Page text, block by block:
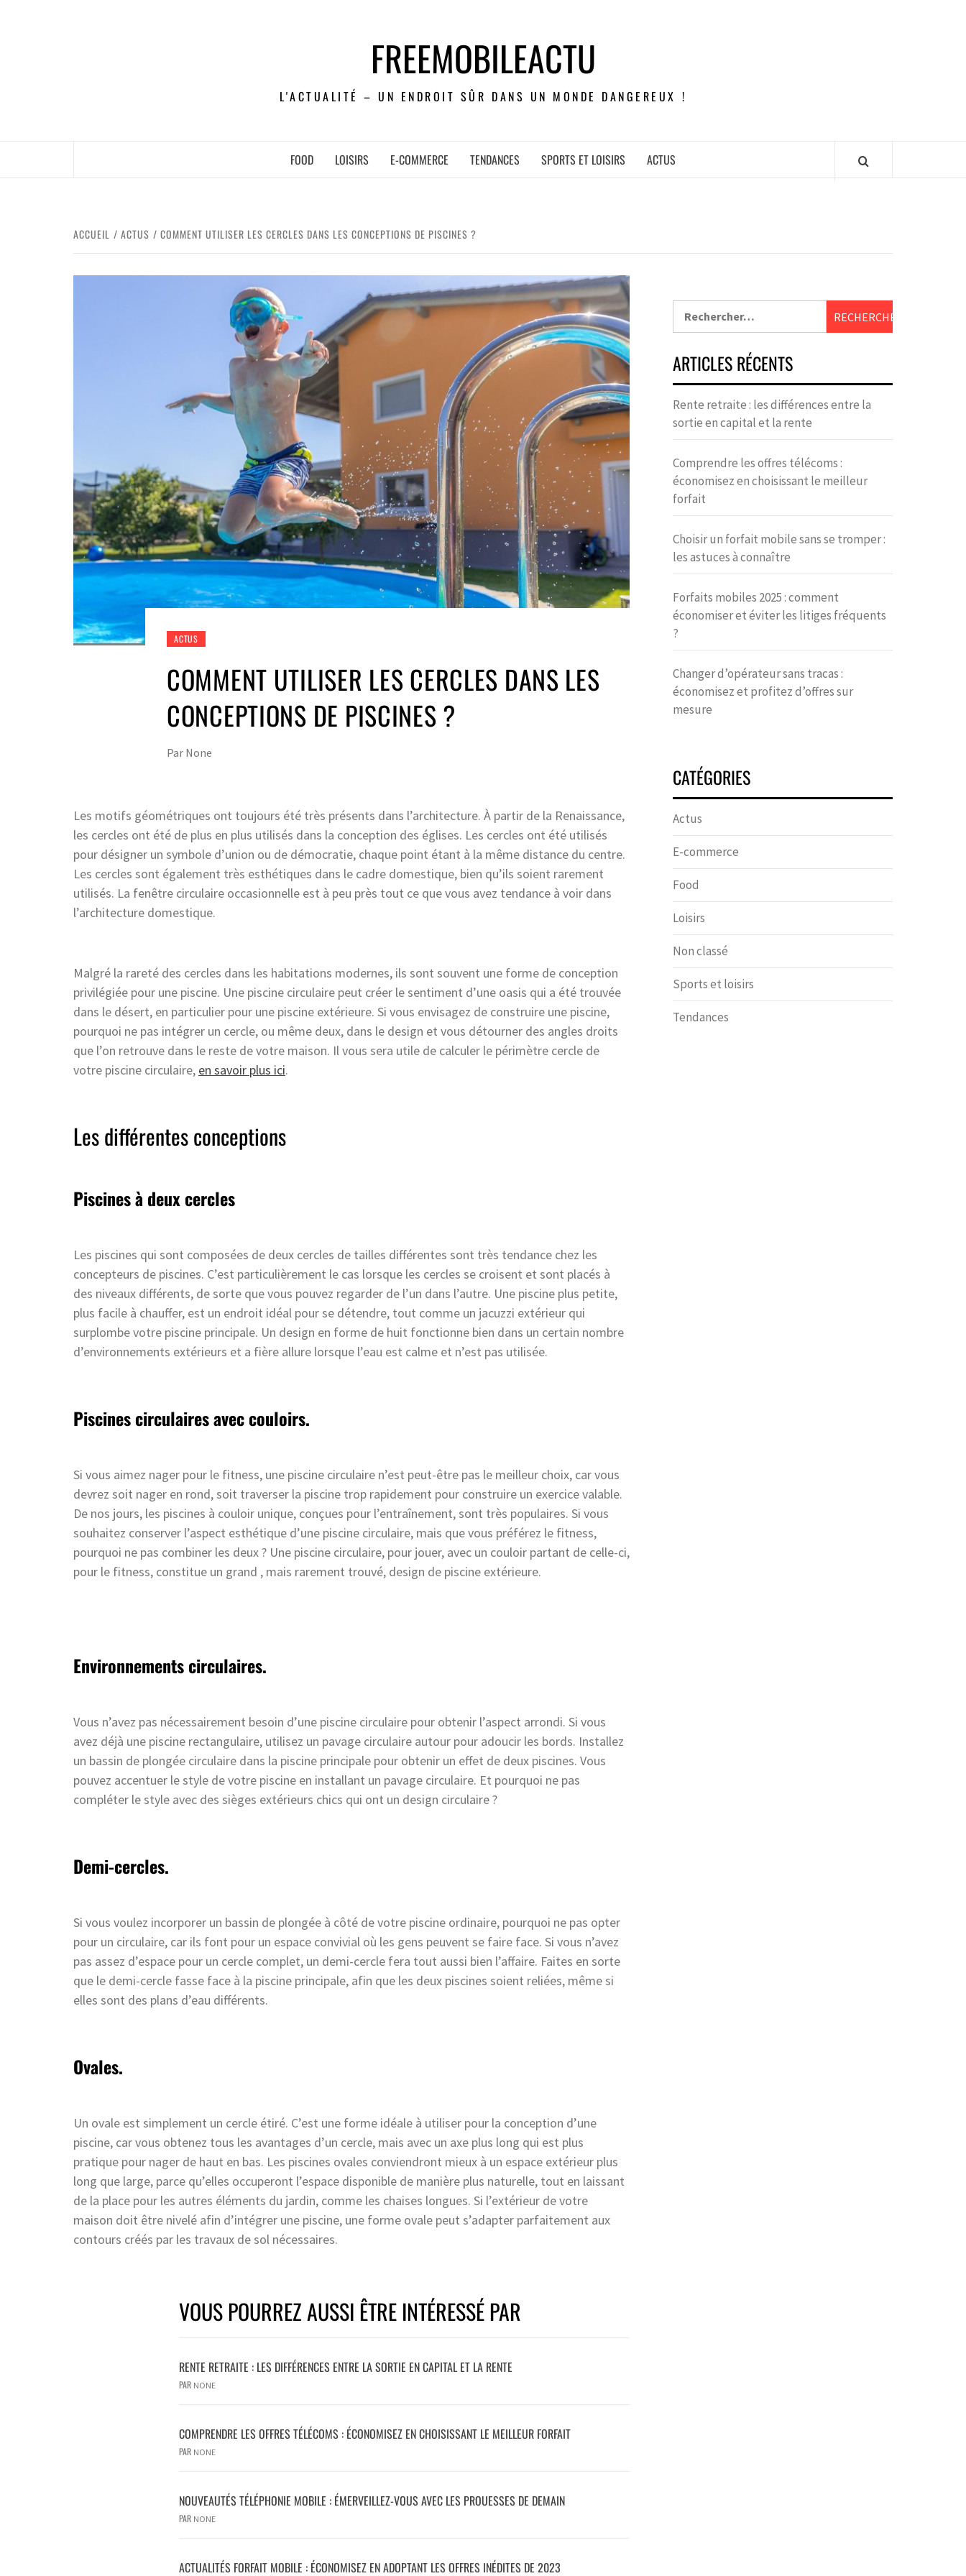
FREEMOBILEACTU
L'ACTUALITÉ – UN ENDROIT SÛR DANS UN MONDE DANGEREUX !
FOOD LOISIRS E-COMMERCE TENDANCES SPORTS ET LOISIRS ACTUS
ACCUEIL ACTUS COMMENT UTILISER LES CERCLES DANS LES CONCEPTIONS DE PISCINES ?
ACTUS
COMMENT UTILISER LES CERCLES DANS LES
CONCEPTIONS DE PISCINES ?
Par None
Les motifs géométriques ont toujours été très présents dans l’architecture. À partir de la Renaissance,
les cercles ont été de plus en plus utilisés dans la conception des églises. Les cercles ont été utilisés
pour désigner un symbole d’union ou de démocratie, chaque point étant à la même distance du centre.
Les cercles sont également très esthétiques dans le cadre domestique, bien qu’ils soient rarement
utilisés. La fenêtre circulaire occasionnelle est à peu près tout ce que vous avez tendance à voir dans
l’architecture domestique.
Malgré la rareté des cercles dans les habitations modernes, ils sont souvent une forme de conception
privilégiée pour une piscine. Une piscine circulaire peut créer le sentiment d’une oasis qui a été trouvée
dans le désert, en particulier pour une piscine extérieure. Si vous envisagez de construire une piscine,
pourquoi ne pas intégrer un cercle, ou même deux, dans le design et vous détourner des angles droits
que l’on retrouve dans le reste de votre maison. Il vous sera utile de calculer le périmètre cercle de
votre piscine circulaire, en savoir plus ici.
Les différentes conceptions
Piscines à deux cercles
Les piscines qui sont composées de deux cercles de tailles différentes sont très tendance chez les
concepteurs de piscines. C’est particulièrement le cas lorsque les cercles se croisent et sont placés à
des niveaux différents, de sorte que vous pouvez regarder de l’un dans l’autre. Une piscine plus petite,
plus facile à chauffer, est un endroit idéal pour se détendre, tout comme un jacuzzi extérieur qui
surplombe votre piscine principale. Un design en forme de huit fonctionne bien dans un certain nombre
d’environnements extérieurs et a fière allure lorsque l’eau est calme et n’est pas utilisée.
Piscines circulaires avec couloirs.
Si vous aimez nager pour le fitness, une piscine circulaire n’est peut-être pas le meilleur choix, car vous
devrez soit nager en rond, soit traverser la piscine trop rapidement pour construire un exercice valable.
De nos jours, les piscines à couloir unique, conçues pour l’entraînement, sont très populaires. Si vous
souhaitez conserver l’aspect esthétique d’une piscine circulaire, mais que vous préférez le fitness,
pourquoi ne pas combiner les deux ? Une piscine circulaire, pour jouer, avec un couloir partant de celle-ci,
pour le fitness, constitue un grand , mais rarement trouvé, design de piscine extérieure.
Environnements circulaires.
Vous n’avez pas nécessairement besoin d’une piscine circulaire pour obtenir l’aspect arrondi. Si vous
avez déjà une piscine rectangulaire, utilisez un pavage circulaire autour pour adoucir les bords. Installez
un bassin de plongée circulaire dans la piscine principale pour obtenir un effet de deux piscines. Vous
pouvez accentuer le style de votre piscine en installant un pavage circulaire. Et pourquoi ne pas
compléter le style avec des sièges extérieurs chics qui ont un design circulaire ?
Demi-cercles.
Si vous voulez incorporer un bassin de plongée à côté de votre piscine ordinaire, pourquoi ne pas opter
pour un circulaire, car ils font pour un espace convivial où les gens peuvent se faire face. Si vous n’avez
pas assez d’espace pour un cercle complet, un demi-cercle fera tout aussi bien l’affaire. Faites en sorte
que le demi-cercle fasse face à la piscine principale, afin que les deux piscines soient reliées, même si
elles sont des plans d’eau différents.
Ovales.
Un ovale est simplement un cercle étiré. C’est une forme idéale à utiliser pour la conception d’une
piscine, car vous obtenez tous les avantages d’un cercle, mais avec un axe plus long qui est plus
pratique pour nager de haut en bas. Les piscines ovales conviendront mieux à un espace extérieur plus
long que large, parce qu’elles occuperont l’espace disponible de manière plus naturelle, tout en laissant
de la place pour les autres éléments du jardin, comme les chaises longues. Si l’extérieur de votre
maison doit être nivelé afin d’intégrer une piscine, une forme ovale peut s’adapter parfaitement aux
contours créés par les travaux de sol nécessaires.
VOUS POURREZ AUSSI ÊTRE INTÉRESSÉ PAR
RENTE RETRAITE : LES DIFFÉRENCES ENTRE LA SORTIE EN CAPITAL ET LA RENTE
PAR NONE
COMPRENDRE LES OFFRES TÉLÉCOMS : ÉCONOMISEZ EN CHOISISSANT LE MEILLEUR FORFAIT
PAR NONE
NOUVEAUTÉS TÉLÉPHONIE MOBILE : ÉMERVEILLEZ-VOUS AVEC LES PROUESSES DE DEMAIN
PAR NONE
ACTUALITÉS FORFAIT MOBILE : ÉCONOMISEZ EN ADOPTANT LES OFFRES INÉDITES DE 2023
ARTICLES RÉCENTS
Rente retraite : les différences entre la
sortie en capital et la rente
Comprendre les offres télécoms :
économisez en choisissant le meilleur
forfait
Choisir un forfait mobile sans se tromper :
les astuces à connaître
Forfaits mobiles 2025 : comment
économiser et éviter les litiges fréquents
?
Changer d’opérateur sans tracas :
économisez et profitez d’offres sur
mesure
CATÉGORIES
Actus
E-commerce
Food
Loisirs
Non classé
Sports et loisirs
Tendances